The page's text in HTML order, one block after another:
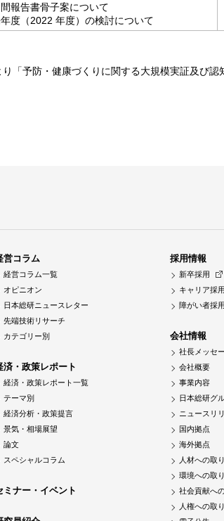
間報告書骨子案について
年度（2022 年度）の検討について
「予防・健康づくりに関する大規模実証及び認
営コラム
経営コラム一覧
オピニオン
日本総研ニュースレター
先端技術リサーチ
カテゴリー別
済・政策レポート
経済・政策レポート一覧
テーマ別
経済分析・政策提言
景気・相場展望
論文
スペシャルコラム
ミナー・イベント
採用情報
新卒採用
キャリア採用
障がい者採用
会社情報
社長メッセ
会社概要
事業内容
日本総研グ
ニュースリ
国内拠点
海外拠点
人材への取
環境への取
社会貢献へ
人権への取